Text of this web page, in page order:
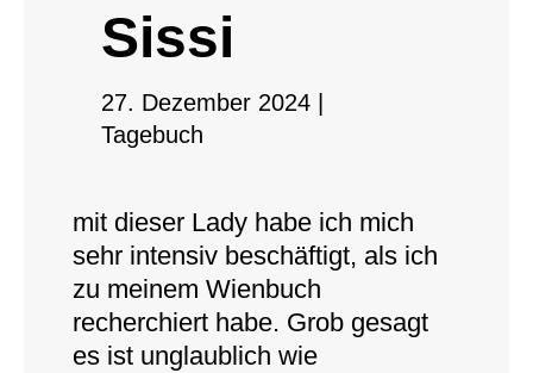
Sissi
27. Dezember 2024|
Tagebuch
mit dieser Lady habe ich mich
sehr intensiv beschäftigt, als ich
zu meinem Wienbuch
recherchiert habe. Grob gesagt
es ist unglaublich wie